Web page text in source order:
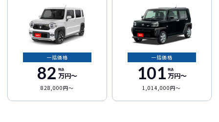
一括価格
82 税込
万円〜
828,000円〜
一括価格
101 税込
万円〜
1,014,000円〜